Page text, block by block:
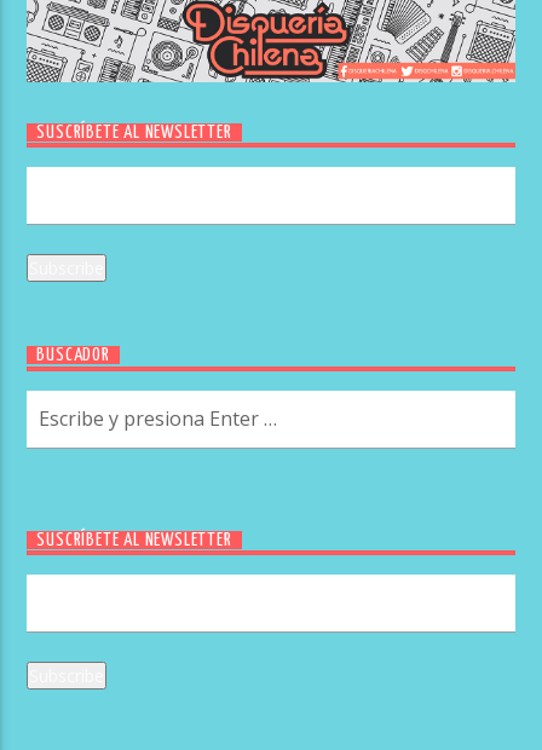
SUSCRÍBETE AL NEWSLETTER
BUSCADOR
SUSCRÍBETE AL NEWSLETTER